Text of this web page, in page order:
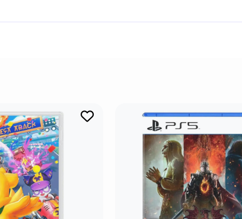
трассы и соревнуйтесь в самых
фургоны и сногсшибательные маслкары ждут вас.
чертами характера и уровнями редкости. Все
премиум-класса и необычные предметы, а с
свои навыки вождения! Дрифтуйте как
Вы готовы принять вызов? Бум, джекпот:
игроками онлайн в мировом событии.